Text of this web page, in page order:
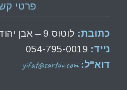
פרטי
כתובת: לוטוס 9 – אבן יהודה
נייד: 054-795-0019
דוא"ל:yifat@sartov.com